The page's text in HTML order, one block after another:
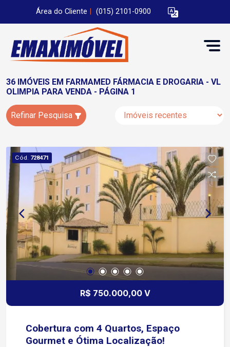
Área do Cliente (015) 2101-0900
36 IMÓVEIS EM FARMAMED FÁRMACIA E DROGARIA - VL
OLIMPIA PARA VENDA - PÁGINA 1
Refinar Pesquisa
Cód. 728471
R$ 750.000,00 V
Cobertura com 4 Quartos, Espaço
Gourmet e Ótima Localização!